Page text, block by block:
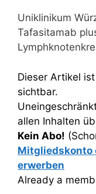
Uniklinikum
Tafasitamab
Dieser Artikel
sichtbar.
allen Inhalten
Kein Abo!
Mitgliedskonto
erwerben
Already a